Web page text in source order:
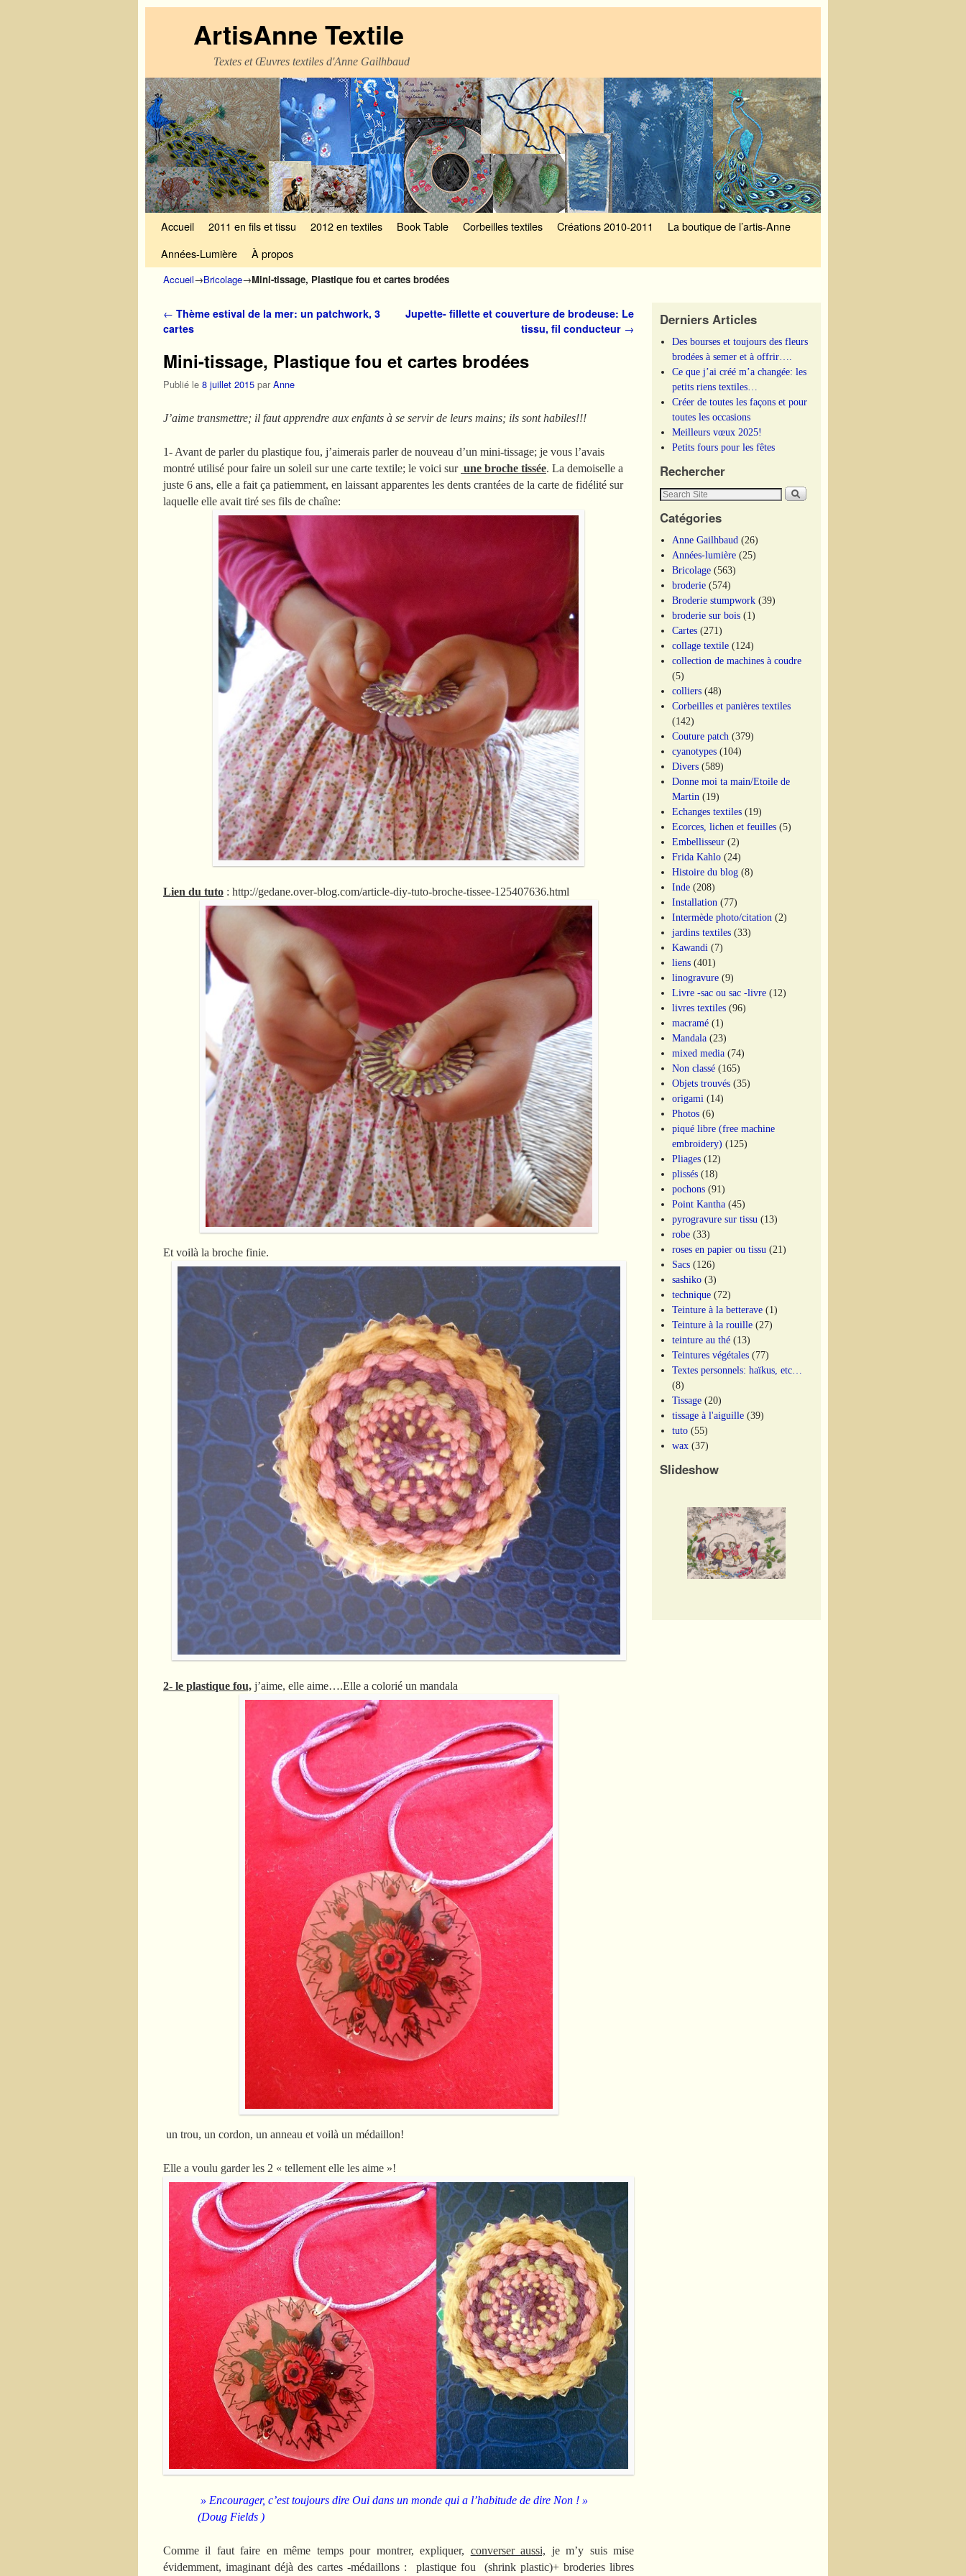
ArtisAnne Textile
Textes et Œuvres textiles d'Anne Gailhbaud
Accueil 2011 en fils et tissu 2012 en textiles Book Table Corbeilles textiles Créations 2010-2011
La boutique de l’artis-Anne
Années-Lumière
À propos
Accueil→Bricolage→Mini-tissage, Plastique fou et cartes brodées
Navigation des articles
← Thème estival de la mer: un patchwork, 3
cartes
Jupette- fillette et couverture de brodeuse: Le
tissu, fil conducteur →
Mini-tissage, Plastique fou et cartes brodées
Publié le 8 juillet 2015 par Anne
J’aime transmettre; il faut apprendre aux enfants à se servir de leurs mains; ils sont habiles!!!
1- Avant de parler du plastique fou, j’aimerais parler de nouveau d’un mini-tissage; je vous l’avais
montré utilisé pour faire un soleil sur une carte textile; le voici sur une broche tissée. La demoiselle a
juste 6 ans, elle a fait ça patiemment, en laissant apparentes les dents crantées de la carte de fidélité sur
laquelle elle avait tiré ses fils de chaîne:
Lien du tuto : http://gedane.over-blog.com/article-diy-tuto-broche-tissee-125407636.html
Et voilà la broche finie.
2- le plastique fou, j’aime, elle aime….Elle a colorié un mandala
un trou, un cordon, un anneau et voilà un médaillon!
Elle a voulu garder les 2 « tellement elle les aime »!
» Encourager, c’est toujours dire Oui dans un monde qui a l’habitude de dire Non ! »
(Doug Fields )
Comme il faut faire en même temps pour montrer, expliquer, converser aussi, je m’y suis mise
évidemment, imaginant déjà des cartes -médaillons : plastique fou (shrink plastic)+ broderies libres
Derniers Articles
Des bourses et toujours des fleurs
brodées à semer et à offrir….
Ce que j’ai créé m’a changée: les
petits riens textiles…
Créer de toutes les façons et pour
toutes les occasions
Meilleurs vœux 2025!
Petits fours pour les fêtes
Rechercher
Catégories
Anne Gailhbaud (26)
Années-lumière (25)
Bricolage (563)
broderie (574)
Broderie stumpwork (39)
broderie sur bois (1)
Cartes (271)
collage textile (124)
collection de machines à coudre
(5)
colliers (48)
Corbeilles et panières textiles
(142)
Couture patch (379)
cyanotypes (104)
Divers (589)
Donne moi ta main/Etoile de
Martin (19)
Echanges textiles (19)
Ecorces, lichen et feuilles (5)
Embellisseur (2)
Frida Kahlo (24)
Histoire du blog (8)
Inde (208)
Installation (77)
Intermède photo/citation (2)
jardins textiles (33)
Kawandi (7)
liens (401)
linogravure (9)
Livre -sac ou sac -livre (12)
livres textiles (96)
macramé (1)
Mandala (23)
mixed media (74)
Non classé (165)
Objets trouvés (35)
origami (14)
Photos (6)
piqué libre (free machine
embroidery) (125)
Pliages (12)
plissés (18)
pochons (91)
Point Kantha (45)
pyrogravure sur tissu (13)
robe (33)
roses en papier ou tissu (21)
Sacs (126)
sashiko (3)
technique (72)
Teinture à la betterave (1)
Teinture à la rouille (27)
teinture au thé (13)
Teintures végétales (77)
Textes personnels: haïkus, etc…
(8)
Tissage (20)
tissage à l'aiguille (39)
tuto (55)
wax (37)
Slideshow